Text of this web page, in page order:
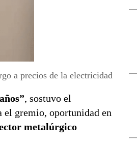
a precios de la electricidad
, sostuvo el
el gremio, oportunidad en
metalúrgico